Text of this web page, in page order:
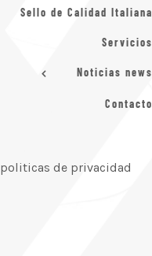
Sello de Calidad Italiana
Servicios
Noticias news
Contacto
politicas de privacidad